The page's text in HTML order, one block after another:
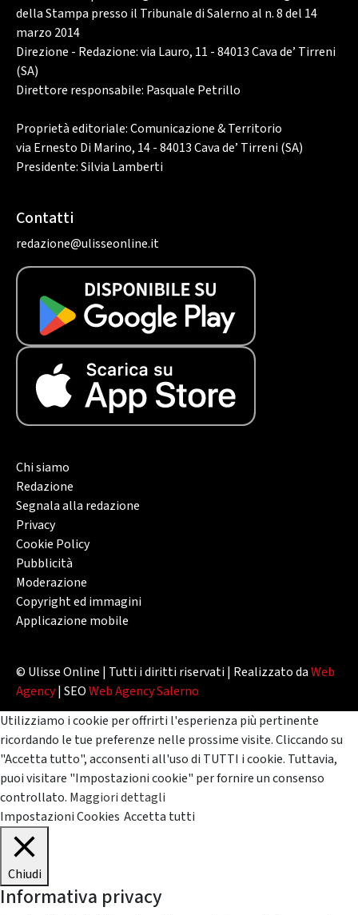
della Stampa presso il Tribunale di Salerno al n. 8 del 14
marzo 2014
Direzione - Redazione: via Lauro, 11 - 84013 Cava de’ Tirreni
(SA)
Direttore responsabile: Pasquale Petrillo
Proprietà editoriale: Comunicazione & Territorio
via Ernesto Di Marino, 14 - 84013 Cava de’ Tirreni (SA)
Presidente: Silvia Lamberti
Contatti
redazione@ulisseonline.it
Chi siamo
Redazione
Segnala alla redazione
Privacy
Cookie Policy
Pubblicità
Moderazione
Copyright ed immagini
Applicazione mobile
© Ulisse Online | Tutti i diritti riservati | Realizzato daWeb
Agency| SEOWeb Agency Salerno
Utilizziamo i cookie per offrirti l'esperienza più pertinente
ricordando le tue preferenze nelle prossime visite. Cliccando su
"Accetta tutto", acconsenti all'uso di TUTTI i cookie. Tuttavia,
puoi visitare "Impostazioni cookie" per fornire un consenso
controllato. Maggiori dettagli
Impostazioni Cookies Accetta tutti
Chiudi
Informativa privacy